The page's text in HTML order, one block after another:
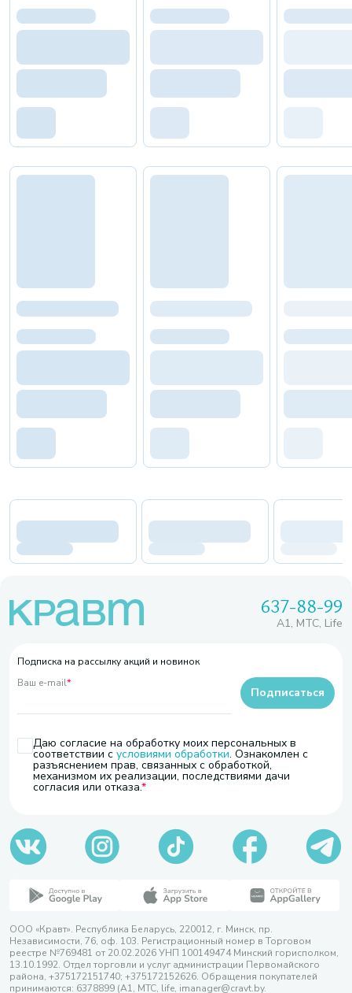
637-88-99
A1, МТС, Life
Подписка на рассылку акций и новинок
Ваш e-mail*
Даю согласие на обработку моих персональных в
соответствии с условиями обработки. Ознакомлен с
разъяснением прав, связанных с обработкой,
механизмом их реализации, последствиями дачи
согласия или отказа.
Подписаться
ООО «Кравт». Республика Беларусь, 220012, г. Минск, пр.
Независимости, 76, оф. 103. Регистрационный номер в Торговом
реестре №769481 от 20.02.2026 УНП 100149474 Минский горисполком,
13.10.1992. Отдел торговли и услуг администрации Первомайского
района, +375172151740; +375172152626. Обращения покупателей
принимаются: 6378899 (А1, МТС, life, imanager@cravt.by.